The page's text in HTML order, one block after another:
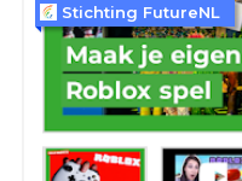
Stichting FutureNL